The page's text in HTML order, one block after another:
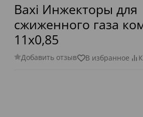
Baxi Инжекторы для
сжиженного газа
11x0,85
Добавить отзыв В избранное